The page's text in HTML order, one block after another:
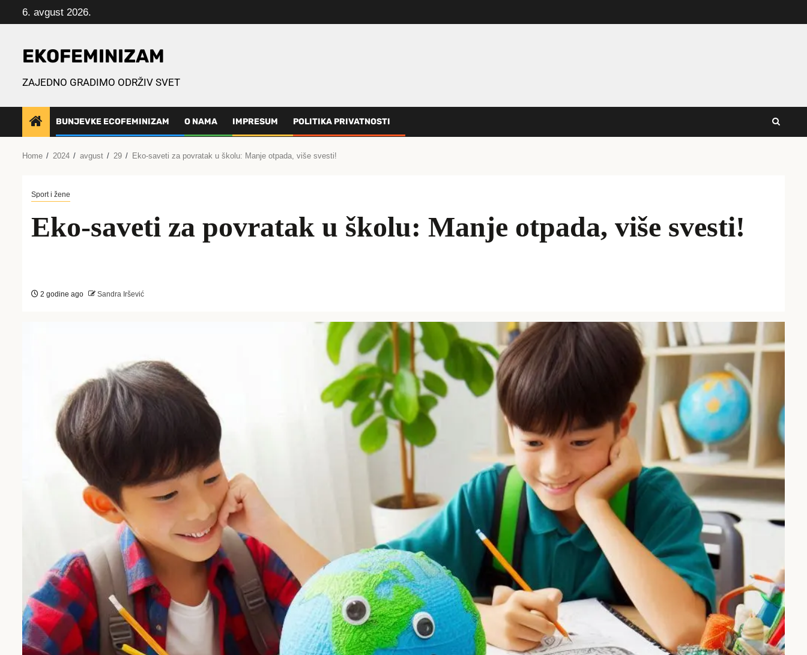
to
6. avgust 2026.
EKOFEMINIZAM
ZAJEDNO GRADIMO ODRŽIV SVET
BUNJEVKE ECOFEMINIZAM O NAMA IMPRESUM POLITIKA PRIVATNOSTI
Home 2024 avgust 29 Eko-saveti za povratak u školu: Manje otpada, više svesti!
Sport i žene
Eko-saveti za povratak u školu: Manje otpada, više svesti!
2 godine ago Sandra Iršević